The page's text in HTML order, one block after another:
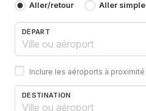
Aller/retour Aller simple
DÉPART
Inclure les aéroports à proximité
DESTINATION